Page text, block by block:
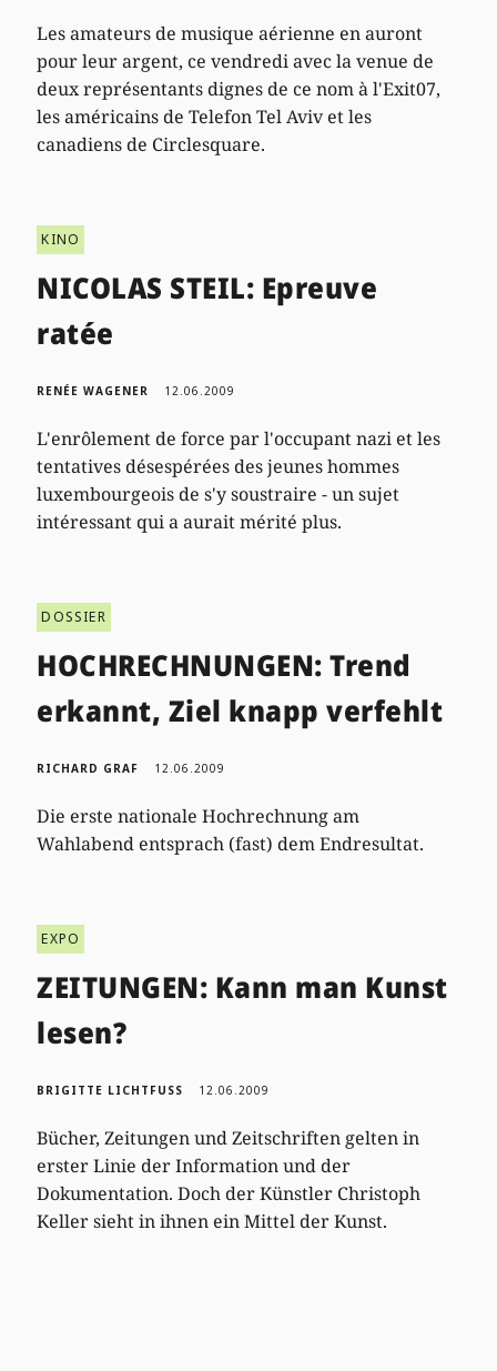
Les amateurs de musique aérienne en auront
pour leur argent, ce vendredi avec la venue de
deux représentants dignes de ce nom à l'Exit07,
les américains de Telefon Tel Aviv et les
canadiens de Circlesquare.
KINO
NICOLAS STEIL: Epreuve
ratée
RENÉE WAGENER 12.06.2009
L'enrôlement de force par l'occupant nazi et les
tentatives désespérées des jeunes hommes
luxembourgeois de s'y soustraire - un sujet
intéressant qui a aurait mérité plus.
DOSSIER
HOCHRECHNUNGEN: Trend
erkannt, Ziel knapp verfehlt
RICHARD GRAF 12.06.2009
Die erste nationale Hochrechnung am
Wahlabend entsprach (fast) dem Endresultat.
EXPO
ZEITUNGEN: Kann man Kunst
lesen?
BRIGITTE LICHTFUSS 12.06.2009
Bücher, Zeitungen und Zeitschriften gelten in
erster Linie der Information und der
Dokumentation. Doch der Künstler Christoph
Keller sieht in ihnen ein Mittel der Kunst.